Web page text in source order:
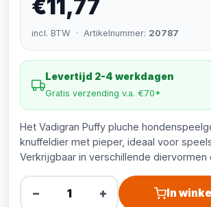
€11,77
incl. BTW · Artikelnummer: 20787
Levertijd 2-4 werkdagen
Gratis verzending v.a. €70*
Het Vadigran Puffy pluche
knuffeldier met pieper, ideaal voor
Verkrijgbaar in verschillende diervormen
− + In